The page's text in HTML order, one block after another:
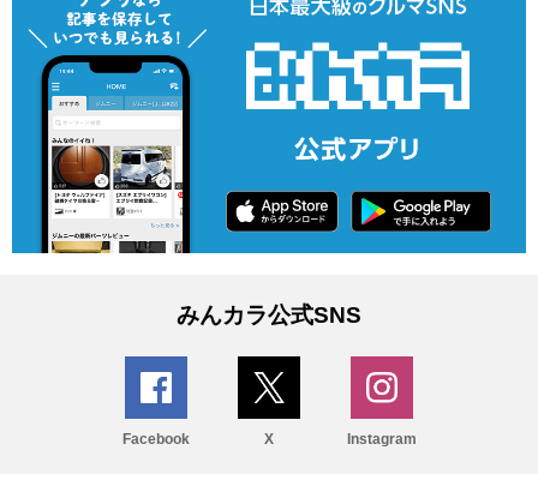
みんカラ公式SNS
Facebook X Instagram